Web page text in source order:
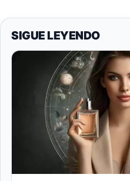
SIGUE LEYENDO